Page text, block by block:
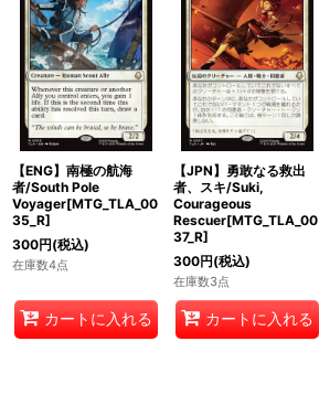
【ENG】南極の航海
者/South Pole
Voyager[MTG_TLA_00
35_R]
300円(税込)
在庫数4点
カートに入れる
【JPN】勇敢なる救出
者、スキ/Suki,
Courageous
Rescuer[MTG_TLA_00
37_R]
300円(税込)
在庫数3点
カートに入れる